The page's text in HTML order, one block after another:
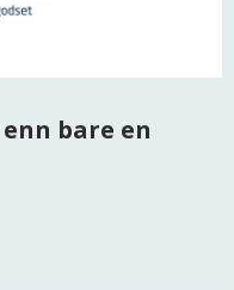
bare en